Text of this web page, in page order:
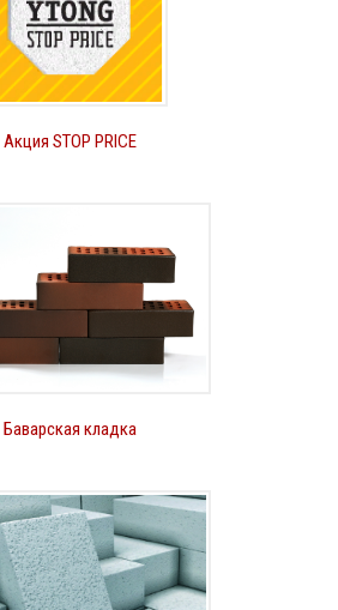
Акция STOP PRICE
Баварская кладка